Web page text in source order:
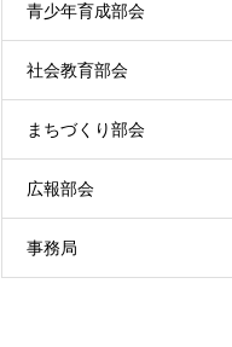
青少年育成部会
社会教育部会
まちづくり部会
広報部会
事務局